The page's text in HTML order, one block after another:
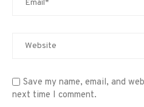
Save my name, email, and
next time I comment.